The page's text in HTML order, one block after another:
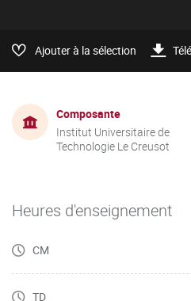
Ajouter à la sélection
Composante
Institut Universitaire de
Technologie Le Creusot
Heures d'enseignement
CM
TD